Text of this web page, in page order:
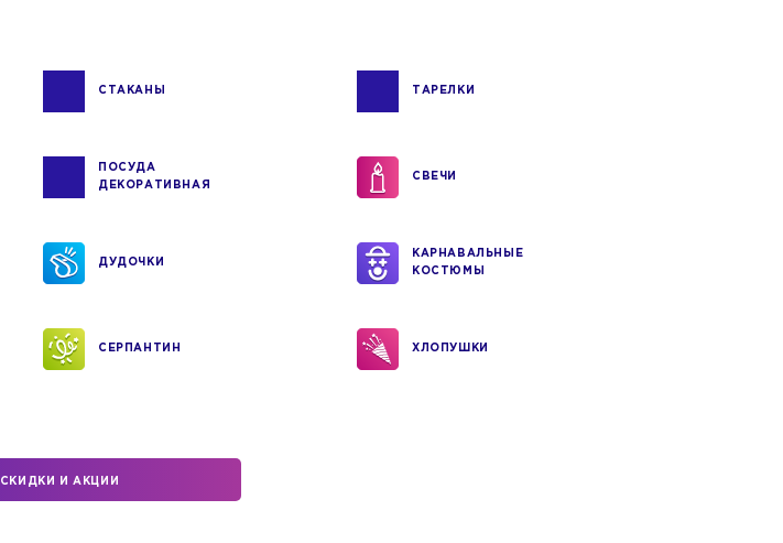
СТАКАНЫ ТАРЕЛКИ
ПОСУДА
ДЕКОРАТИВНАЯ
СВЕЧИ
ДУДОЧКИ
КАРНАВАЛЬНЫЕ
КОСТЮМЫ
СЕРПАНТИН ХЛОПУШКИ
СКИДКИ И АКЦИИ